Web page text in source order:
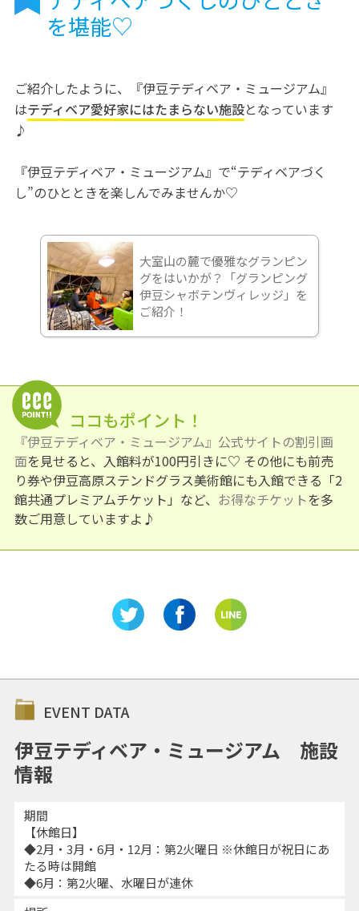
を堪能♡
ご紹介したように、『伊豆テディベア・ミュージアム』
はテディベア愛好家にはたまらない施設となっています
♪
『伊豆テディベア・ミュージアム』で“テディベアづく
し”のひとときを楽しんでみませんか♡
大室山の麓で優雅なグランピン
グをはいかが？「グランピング
伊豆シャボテンヴィレッジ」を
ご紹介！
ココもポイント！
『伊豆テディベア・ミュージアム』公式サイトの割引画
面を見せると、入館料が100円引きに♡ その他にも前売
り券や伊豆高原ステンドグラス美術館にも入館できる「2
館共通プレミアムチケット」など、 お得なチケットを多
数ご用意していますよ♪
EVENT DATA
伊豆テディベア・ミュージアム 施設
情報
期間
【休館日】
◆2月・3月・6月・12月：第2火曜日 ※休館日が祝日にあ
たる時は開館
◆6月：第2火曜、水曜日が連休